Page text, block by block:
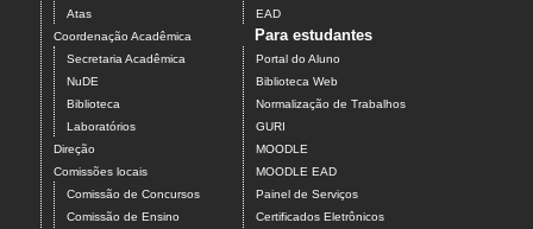
Atas
Coordenação Acadêmica
Secretaria Acadêmica
NuDE
Biblioteca
Laboratórios
Direção
Comissões locais
Comissão de Concursos
Comissão de Ensino
EAD
Para estudantes
Portal do Aluno
Biblioteca Web
Normalização de Trabalhos
GURI
MOODLE
MOODLE EAD
Painel de Serviços
Certificados Eletrônicos